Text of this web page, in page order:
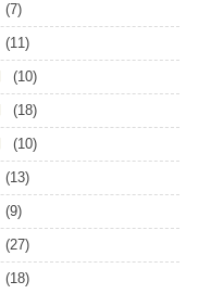
(7)
(11)
(10)
(18)
(10)
(13)
(9)
(27)
(18)